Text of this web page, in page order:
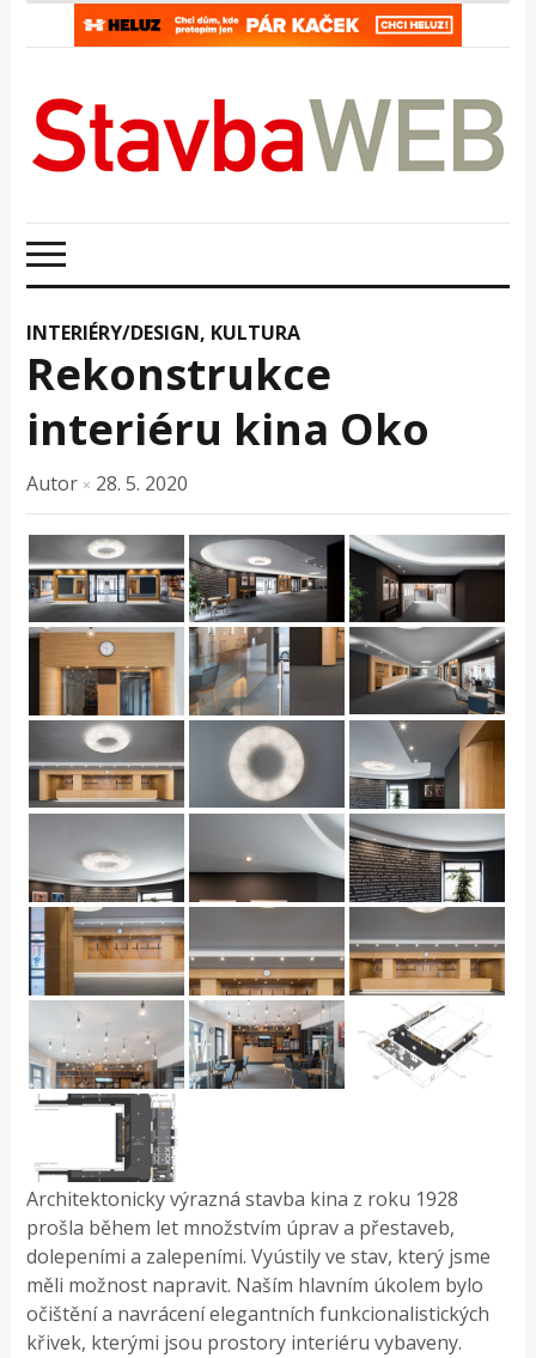
INTERIÉRY/DESIGN, KULTURA
Rekonstrukce
interiéru kina Oko
Autor × 28. 5. 2020
Architektonicky výrazná stavba kina z roku 1928
prošla během let množstvím úprav a přestaveb,
dolepeními a zalepeními. Vyústily ve stav, který jsme
měli možnost napravit. Naším hlavním úkolem bylo
očištění a navrácení elegantních funkcionalistických
křivek, kterými jsou prostory interiéru vybaveny.